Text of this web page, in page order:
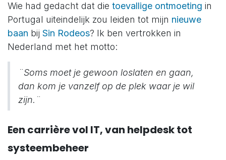
Wie had gedacht dat die toevallige ontmoeting in
Portugal uiteindelijk zou leiden tot mijn nieuwe
baan bij Sin Rodeos? Ik ben vertrokken in
Nederland met het motto:
¨Soms moet je gewoon loslaten en gaan,
dan kom je vanzelf op de plek waar je wil
zijn.¨
Een carrière vol IT, van helpdesk tot
systeembeheer